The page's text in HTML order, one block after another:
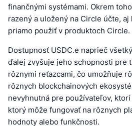
finančnými systémami. Okrem
razený a uložený na Circle účte,
priamo použiť v produktoch Circle.
Dostupnosť USDC.e naprieč
ďalej zvyšuje jeho schopnosti pre
rôznymi reťazcami, čo umožňuje
rôznych blockchainových
nevyhnutná pre používateľov,
ktorý môže fungovať na rôznych
hodnoty alebo funkčnosti.